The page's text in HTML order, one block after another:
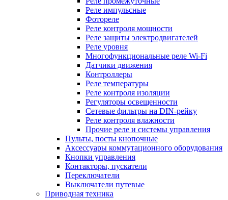
Реле импульсные
Фотореле
Реле контроля мощности
Реле защиты электродвигателей
Реле уровня
Многофункциональные реле Wi-Fi
Датчики движения
Контроллеры
Реле температуры
Реле контроля изоляции
Регуляторы освещенности
Сетевые фильтры на DIN-рейку
Реле контроля влажности
Прочие реле и системы управления
Пульты, посты кнопочные
Аксессуары коммутационного оборудования
Кнопки управления
Контакторы, пускатели
Переключатели
Выключатели путевые
Приводная техника